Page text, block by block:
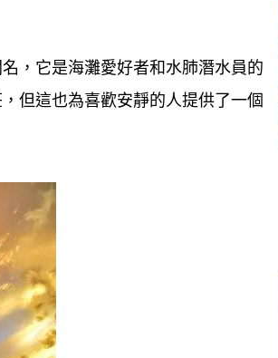
，它是海灘愛好者和水肺潛水員的
但這也為喜歡安靜的人提供了一個